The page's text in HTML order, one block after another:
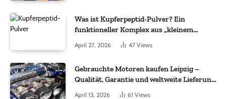
Was ist Kupferpeptid-Pulver? Ein
funktioneller Komplex aus „kleinem
Molekül + Metall“
April 27, 2026 47 Views
Gebrauchte Motoren kaufen Leipzig –
Qualität, Garantie und weltweite Lieferung
April 13, 2026 61 Views